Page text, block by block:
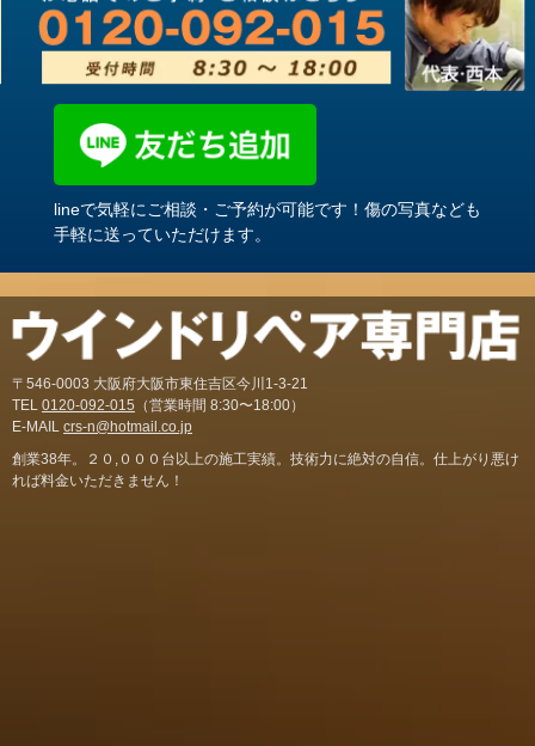
lineで気軽にご相談・ご予約が可能です！傷の写真なども
手軽に送っていただけます。
〒546-0003 大阪府大阪市東住吉区今川1-3-21
TEL 0120-092-015 （営業時間 8:30〜18:00）
E-MAIL crs-n@hotmail.co.jp
創業38年。２０,０００台以上の施工実績。技術力に絶対の自信。仕上がり悪け
れば料金いただきません！